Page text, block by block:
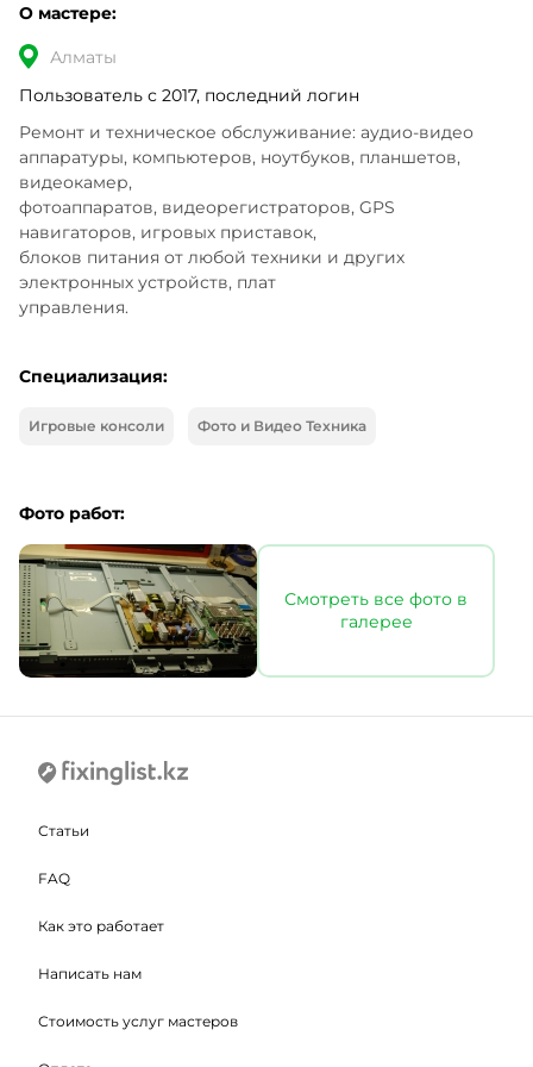
О мастере:
Алматы
Пользователь с 2017, последний логин
Ремонт и техническое обслуживание: аудио-видео
аппаратуры, компьютеров, ноутбуков, планшетов,
видеокамер,
фотоаппаратов, видеорегистраторов, GPS
навигаторов, игровых приставок,
блоков питания от любой техники и других
электронных устройств, плат
управления.
Специализация:
Игровые консоли Фото и Видео Техника
Фото работ:
Смотреть все фото в
галерее
Статьи
FAQ
Как это работает
Написать нам
Стоимость услуг мастеров